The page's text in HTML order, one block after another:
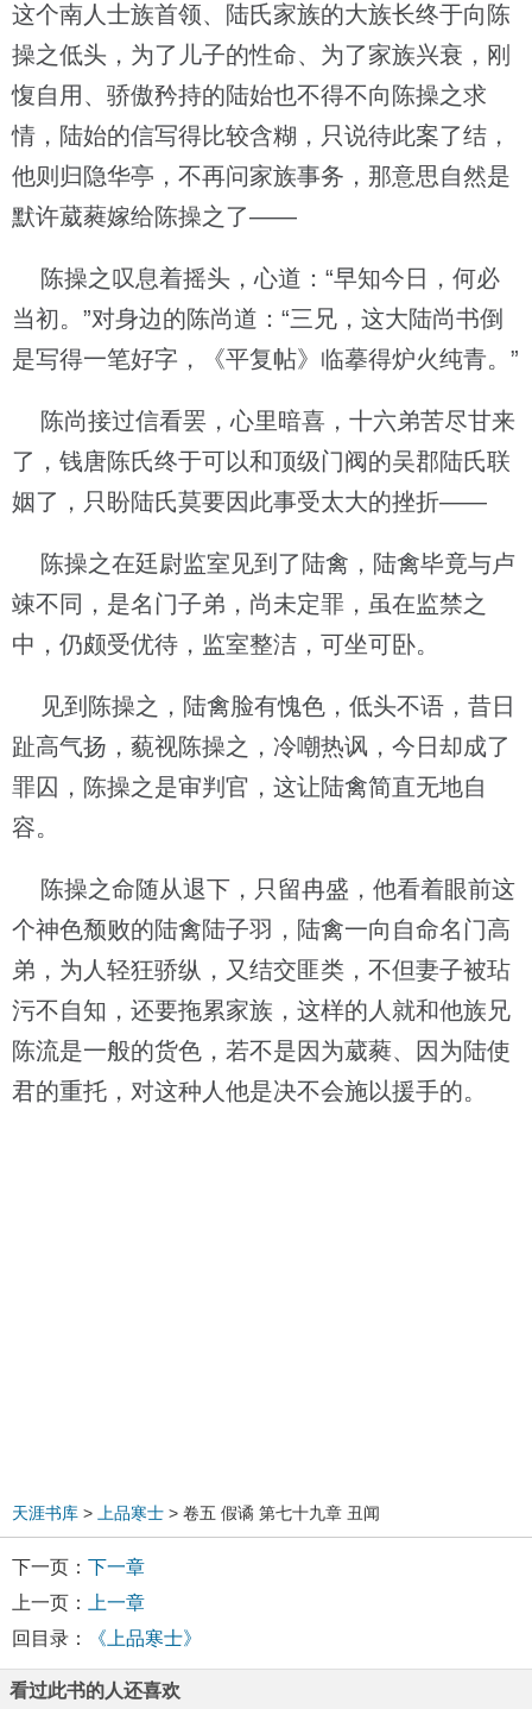
这个南人士族首领、陆氏家族的大族长终于向陈
操之低头，为了儿子的性命、为了家族兴衰，刚
愎自用、骄傲矜持的陆始也不得不向陈操之求
情，陆始的信写得比较含糊，只说待此案了结，
他则归隐华亭，不再问家族事务，那意思自然是
默许葳蕤嫁给陈操之了——
陈操之叹息着摇头，心道：“早知今日，何必
当初。”对身边的陈尚道：“三兄，这大陆尚书倒
是写得一笔好字，《平复帖》临摹得炉火纯青。”
陈尚接过信看罢，心里暗喜，十六弟苦尽甘来
了，钱唐陈氏终于可以和顶级门阀的吴郡陆氏联
姻了，只盼陆氏莫要因此事受太大的挫折——
陈操之在廷尉监室见到了陆禽，陆禽毕竟与卢
竦不同，是名门子弟，尚未定罪，虽在监禁之
中，仍颇受优待，监室整洁，可坐可卧。
见到陈操之，陆禽脸有愧色，低头不语，昔日
趾高气扬，藐视陈操之，冷嘲热讽，今日却成了
罪囚，陈操之是审判官，这让陆禽简直无地自
容。
陈操之命随从退下，只留冉盛，他看着眼前这
个神色颓败的陆禽陆子羽，陆禽一向自命名门高
弟，为人轻狂骄纵，又结交匪类，不但妻子被玷
污不自知，还要拖累家族，这样的人就和他族兄
陈流是一般的货色，若不是因为葳蕤、因为陆使
君的重托，对这种人他是决不会施以援手的。
天涯书库 > 上品寒士 > 卷五 假谲 第七十九章 丑闻
下一页： 下一章
上一页：
上一章
回目录：
《上品寒士》
看过此书的人还喜欢